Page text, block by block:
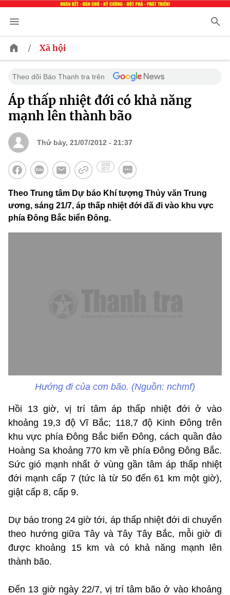
/ Xã hội
Theo dõi Báo Thanh tra trên
Áp thấp nhiệt đới có khả năng
mạnh lên thành bão
Thứ bảy, 21/07/2012 - 21:37
Theo Trung tâm Dự báo Khí tượng Thủy văn Trung
ương, sáng 21/7, áp thấp nhiệt đới đã đi vào khu vực
phía Đông Bắc biển Đông.
Hướng đi của cơn bão. (Nguồn: nchmf)
Hồi 13 giờ, vị trí tâm áp thấp nhiệt đới ở vào
khoảng 19,3 độ Vĩ Bắc; 118,7 độ Kinh Đông trên
khu vực phía Đông Bắc biển Đông, cách quần đảo
Hoàng Sa khoảng 770 km về phía Đông Đông Bắc.
Sức gió mạnh nhất ở vùng gần tâm áp thấp nhiệt
đới mạnh cấp 7 (tức là từ 50 đến 61 km một giờ),
giật cấp 8, cấp 9.
Dự báo trong 24 giờ tới, áp thấp nhiệt đới di chuyển
theo hướng giữa Tây và Tây Tây Bắc, mỗi giờ đi
được khoảng 15 km và có khả năng mạnh lên
thành bão.
Đến 13 giờ ngày 22/7, vị trí tâm bão ở vào khoảng